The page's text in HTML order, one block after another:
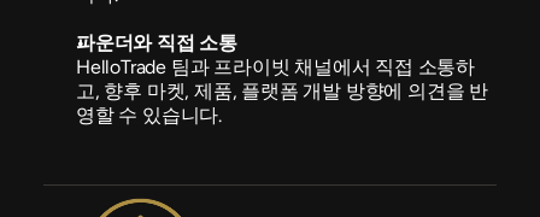
파운더와 직접 소통
HelloTrade 팀과 프라이빗 채널에서 직접 소통하
고, 향후 마켓, 제품, 플랫폼 개발 방향에 의견을 반
영할 수 있습니다.